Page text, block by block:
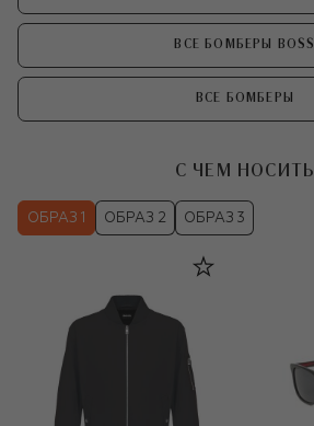
ВСЕ БОМБЕРЫ BOSS
ВСЕ БОМБЕРЫ
С ЧЕМ НОСИТЬ
ОБРАЗ 1 ОБРАЗ 2 ОБРАЗ 3